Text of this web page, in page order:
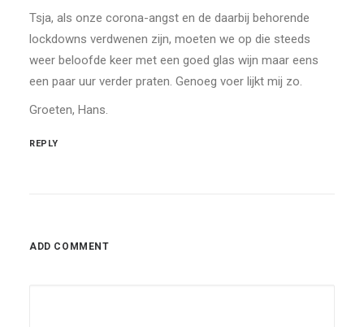
Tsja, als onze corona-angst en de daarbij behorende
lockdowns verdwenen zijn, moeten we op die steeds
weer beloofde keer met een goed glas wijn maar eens
een paar uur verder praten. Genoeg voer lijkt mij zo.
Groeten, Hans.
REPLY
ADD COMMENT